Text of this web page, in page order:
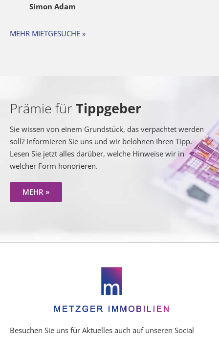
Simon Adam
MEHR MIETGESUCHE »
Prämie für Tippgeber
Sie wissen von einem Grundstück, das verpachtet werden
soll? Informieren Sie uns und wir belohnen Ihren Tipp.
Lesen Sie jetzt alles darüber, welche Hinweise wir in
welcher Form honorieren.
MEHR »
Besuchen Sie uns für Aktuelles auch auf unseren Social